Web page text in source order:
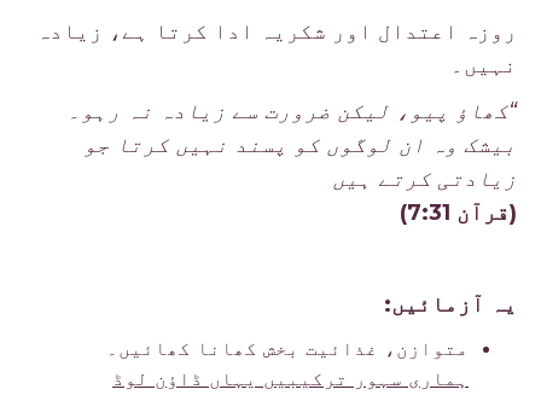
روزہ اعتدال اور شکریہ ادا کرتا ہے، زیادہ
نہیں۔
“کھاؤ پیو، لیکن ضرورت سے زیادہ نہ رہو۔
بیشک وہ ان لوگوں کو پسند نہیں کرتا جو
زیادتی کرتے ہیں
(قرآن 7:31)
یہ آزمائیں:
متوازن، غذائیت بخش کھانا کھائیں۔
ہماری سہور ترکیبیں یہاں ڈاؤن لوڈ